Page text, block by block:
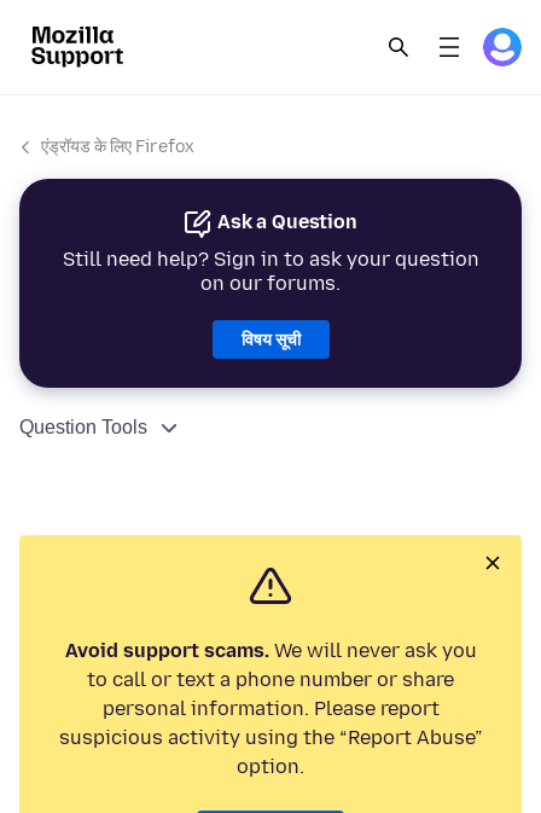
एंड्रॉयड के लिए Firefox
Ask a Question
Still need help? Sign in to ask your question
on our forums.
विषय सूची
Question Tools
Avoid support scams.We will never ask you
to call or text a phone number or share
personal information. Please report
suspicious activity using the “Report Abuse”
option.